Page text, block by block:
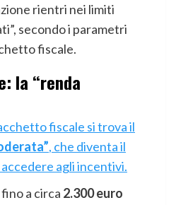
rientri nei limiti
secondo i parametri
fiscale.
la “renda
fiscale si trova il
, che diventa il
agli incentivi.
a circa 2.300 euro